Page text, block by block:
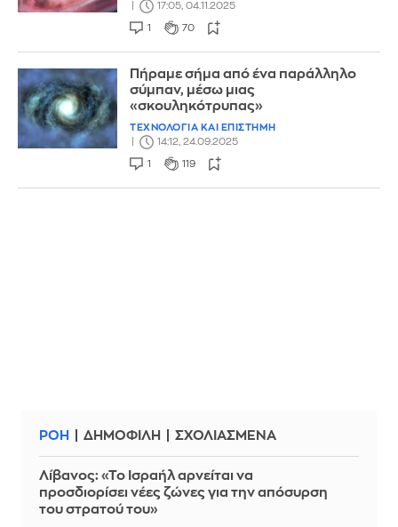
17:05, 04.11.2025
1 70
Πήραμε σήμα από ένα παράλληλο
σύμπαν, μέσω μιας
«σκουληκότρυπας»
ΤΕΧΝΟΛΟΓΙΑ ΚΑΙ ΕΠΙΣΤΗΜΗ
14:12, 24.09.2025
1 119
ΡΟΗ ΔΗΜΟΦΙΛΗ ΣΧΟΛΙΑΣΜΕΝΑ
Λίβανος: «Το Ισραήλ αρνείται να
προσδιορίσει νέες ζώνες για την απόσυρση
του στρατού του»